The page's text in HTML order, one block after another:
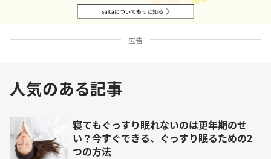
広告
人気のある記事
寝てもぐっすり眠れないのは更年期のせ
い？今すぐできる、ぐっすり眠るための2
つの方法